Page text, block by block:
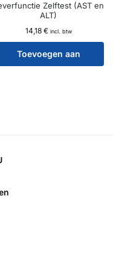
Zelftest (AST en
ALT)
14,18 € incl. btw
Toevoegen aan